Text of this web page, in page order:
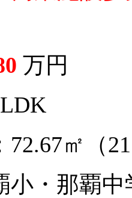
万円
72.67㎡（
小・那覇中